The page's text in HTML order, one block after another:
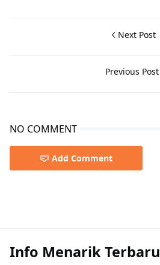
Next Post
Previous Post
NO COMMENT
Add Comment
Info Menarik Terbaru